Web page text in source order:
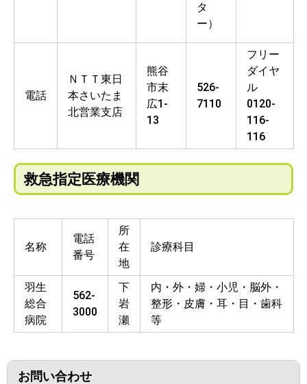
タ
ー）
電話
ＮＴＴ東日
本さいたま
北営業支店
熊谷
市末
広1-
13
526-
7110
フリー
ダイヤ
ル
0120-
116-
116
救急指定医療機関
名称
電話
番号
所
在
地
診療科目
羽生
総合
病院
562-
3000
下
岩
瀬
内・外・婦・小児・脳外・
整形・皮膚・耳・目・歯科
等
お問い合わせ